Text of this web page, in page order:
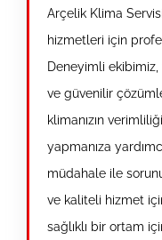
Arçelik Klima
hizmetleri için
Deneyimli ekibimiz,
ve güvenilir
klimanızın
yapmanıza
müdahale ile
ve kaliteli hizmet
sağlıklı bir ortam